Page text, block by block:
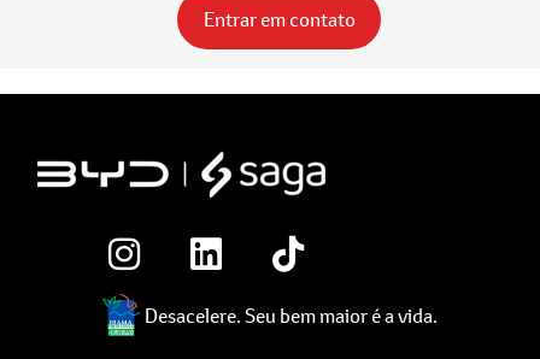
Entrar em contato
Desacelere. Seu bem maior é a vida.